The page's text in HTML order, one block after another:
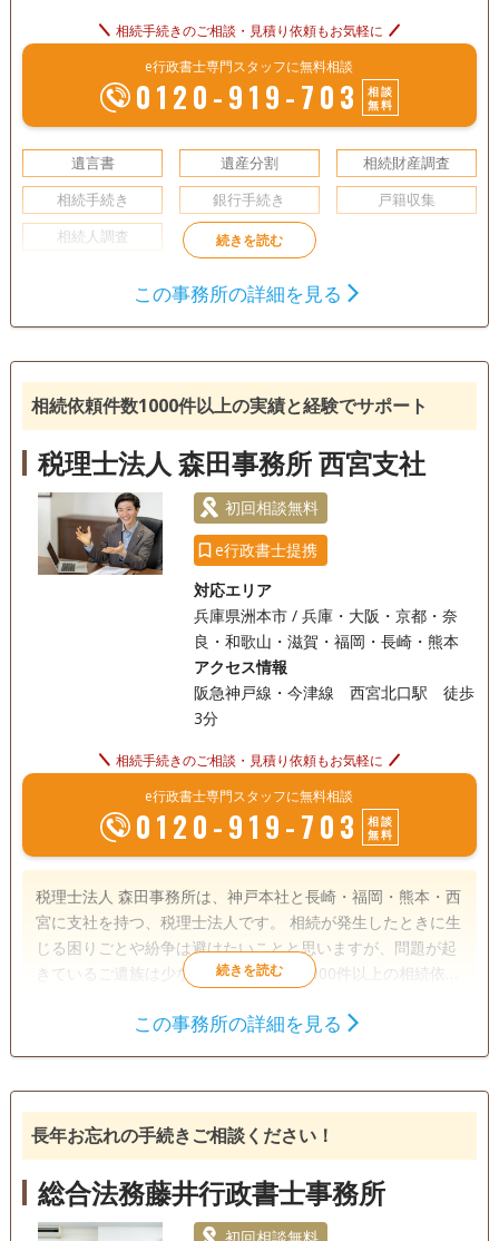
相続手続きのご相談・見積り依頼もお気軽に
e行政書士専門スタッフに無料相談
0120-919-703
相談
無料
遺言書 遺産分割
相続財産調査
相続手続き
銀行手続き
戸籍収集
相続人調査
この事務所の詳細を見る
相続依頼件数1000件以上の実績と経験でサポート
税理士法人 森田事務所 西宮支社
初回相談無料
e行政書士提携
対応エリア
兵庫県洲本市 / 兵庫・大阪・京都・奈
良・和歌山・滋賀・福岡・長崎・熊本
アクセス情報
阪急神戸線・今津線 西宮北口駅 徒歩
3分
相続手続きのご相談・見積り依頼もお気軽に
e行政書士専門スタッフに無料相談
0120-919-703
相談
無料
税理士法人 森田事務所は、神戸本社と長崎・福岡・熊本・西
宮に支社を持つ、税理士法人です。 相続が発生したときに生
じる困りごとや紛争は避けたいことと思いますが、問題が起
きているご遺族は少なくありません。1000件以上の相続依頼
く【笑顔相続】になるよう、誠心誠意サポートさせていただ
遺産分割
相続人調査
訪問可 初回相談無料 事務所面談可
この事務所の詳細を見る
長年お忘れの手続きご相談ください！
総合法務藤井行政書士事務所